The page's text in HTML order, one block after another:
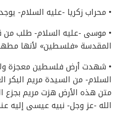
• محراب زكريا -عليه السلام-
• موسى -عليه السلام- طلب من
المقدسة «فلسطين» لأنها
• شهدت أرض فلسطين معجزة
السلام- من السيدة مريم البكر
متن هذه الأرض هزت مريم بجزع
الله -عز وجل- نبيه عيسى إليه